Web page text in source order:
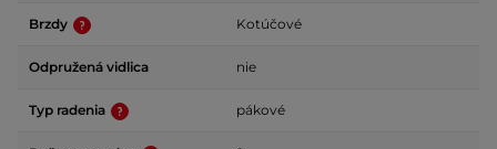
Brzdy Kotúčové
Odpružená vidlica nie
Typ radenia pákové